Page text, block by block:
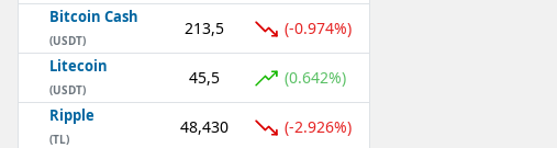
Bitcoin Cash
(USDT)
213,5 (-0.974%)
Litecoin
(USDT)
45,5 (0.642%)
Ripple
(TL)
48,430 (-2.926%)